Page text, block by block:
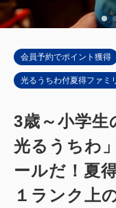
会員予約でポイント獲得
光るうちわ付夏得ファミ
3歳～小学生
光るうちわ
ールだ！夏
１ランク上